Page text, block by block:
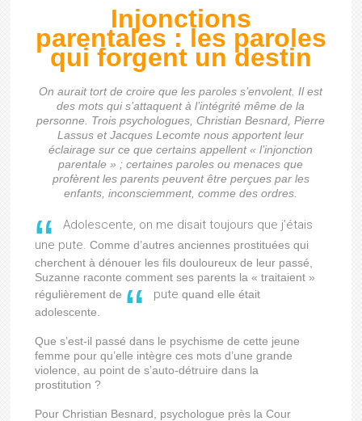
Injonctions
parentales : les paroles
qui forgent un destin
On aurait tort de croire que les paroles s’envolent. Il est
des mots qui s’attaquent à l’intégrité même de la
personne. Trois psychologues, Christian Besnard, Pierre
Lassus et Jacques Lecomte nous apportent leur
éclairage sur ce que certains appellent « l’injonction
parentale » ; certaines paroles ou menaces que
profèrent les parents peuvent être perçues par les
enfants, inconsciemment, comme des ordres.
Adolescente, on me disait toujours que j’étais
une pute. Comme d’autres anciennes prostituées qui
cherchent à dénouer les fils douloureux de leur passé,
Suzanne raconte comment ses parents la « traitaient »
régulièrement de
pute quand elle était
adolescente.
Que s’est-il passé dans le psychisme de cette jeune
femme pour qu’elle intègre ces mots d’une grande
violence, au point de s’auto-détruire dans la
prostitution ?
Pour Christian Besnard, psychologue près la Cour